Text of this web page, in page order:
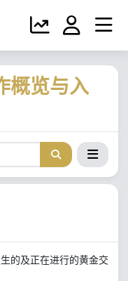
概览与入
的及正在进行的黄金交